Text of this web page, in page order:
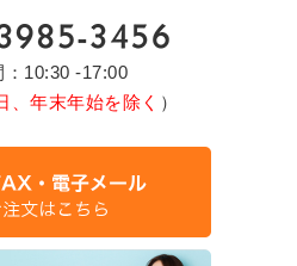
：10:30 -17:00
、年末年始を除く ）